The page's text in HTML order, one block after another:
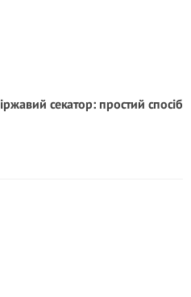
секатор: простий спосіб